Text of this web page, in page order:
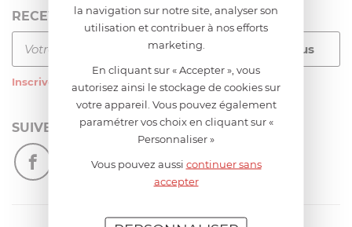
RECEVEZ LA NEWSLETTER
Inscrivez-vous à notre newsletter
SUIVEZ-NOUS
la navigation sur notre site, analyser son
utilisation et contribuer à nos efforts
marketing.
En cliquant sur « Accepter », vous
autorisez ainsi le stockage de cookies sur
votre appareil. Vous pouvez également
paramétrer vos choix en cliquant sur «
Personnaliser »
Vous pouvez aussi continuer sans
accepter